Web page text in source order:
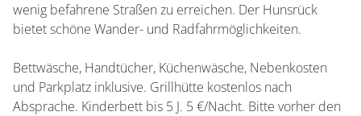
wenig befahrene Straßen zu erreichen. Der Hunsrück
bietet schöne Wander- und Radfahrmöglichkeiten.
Bettwäsche, Handtücher, Küchenwäsche, Nebenkosten
und Parkplatz inklusive. Grillhütte kostenlos nach
Absprache. Kinderbett bis 5 J. 5 €/Nacht. Bitte vorher den